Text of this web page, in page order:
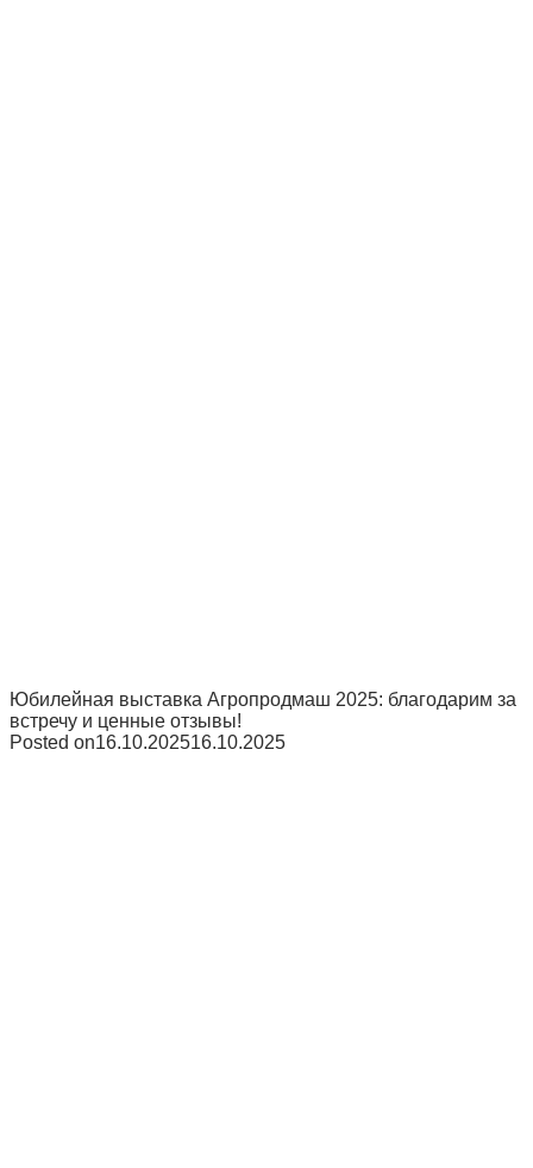
Юбилейная выставка Агропродмаш 2025: благодарим за
встречу и ценные отзывы!
Posted on16.10.202516.10.2025